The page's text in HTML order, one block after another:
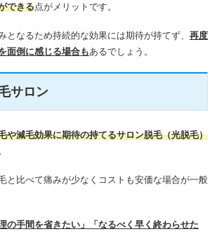
できる点がメリットです。
となるため持続的な効果には期待が持てず、 再度
面倒に感じる場合もあるでしょう。
サロン
や減毛効果に期待の持てるサロン脱毛（光脱毛）
と比べて痛みが少なくコストも安価な場合が一般
の手間を省きたい」「なるべく早く終わらせた